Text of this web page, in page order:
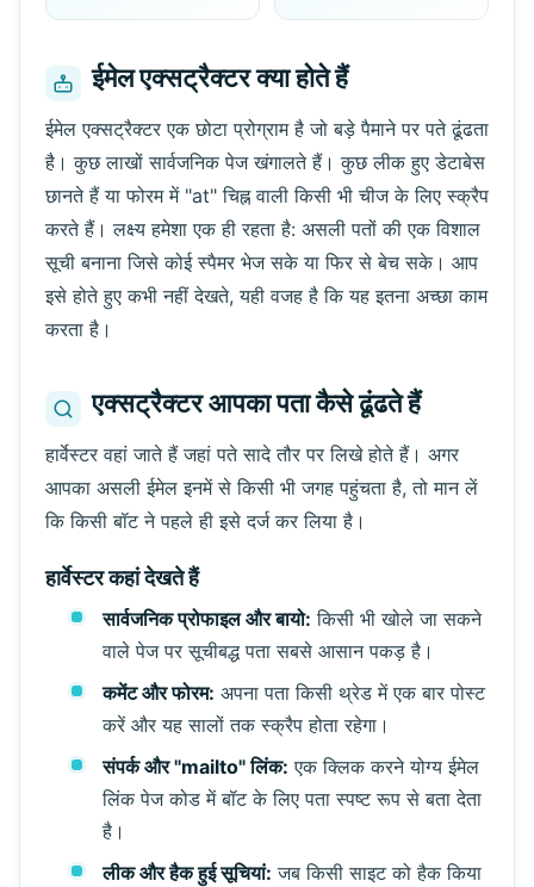
अगली रीफ्रेश 15 सेकंड
प्रेषक विषय क्रिया
आने वाले ईमेल का इंतज़ार कर रहे हैं...
रीफ्रेश करें
ईमेल एक्सट्रैक्टर क्या होते हैं
ईमेल एक्सट्रैक्टर एक छोटा प्रोग्राम है जो बड़े पैमाने पर पते ढूंढता
है। कुछ लाखों सार्वजनिक पेज खंगालते हैं। कुछ लीक हुए डेटाबेस
छानते हैं या फोरम में "at" चिह्न वाली किसी भी चीज के लिए स्क्रैप
करते हैं। लक्ष्य हमेशा एक ही रहता है: असली पतों की एक विशाल
सूची बनाना जिसे कोई स्पैमर भेज सके या फिर से बेच सके। आप
इसे होते हुए कभी नहीं देखते, यही वजह है कि यह इतना अच्छा काम
करता है।
एक्सट्रैक्टर आपका पता कैसे ढूंढते हैं
हार्वेस्टर वहां जाते हैं जहां पते सादे तौर पर लिखे होते हैं। अगर
आपका असली ईमेल इनमें से किसी भी जगह पहुंचता है, तो मान लें
कि किसी बॉट ने पहले ही इसे दर्ज कर लिया है।
हार्वेस्टर कहां देखते हैं
सार्वजनिक प्रोफाइल और बायो: किसी भी खोले जा सकने
वाले पेज पर सूचीबद्ध पता सबसे आसान पकड़ है।
कमेंट और फोरम: अपना पता किसी थ्रेड में एक बार पोस्ट
करें और यह सालों तक स्क्रैप होता रहेगा।
संपर्क और "mailto" लिंक: एक क्लिक करने योग्य ईमेल
लिंक पेज कोड में बॉट के लिए पता स्पष्ट रूप से बता देता
है।
लीक और हैक हुई सूचियां: जब किसी साइट को हैक किया